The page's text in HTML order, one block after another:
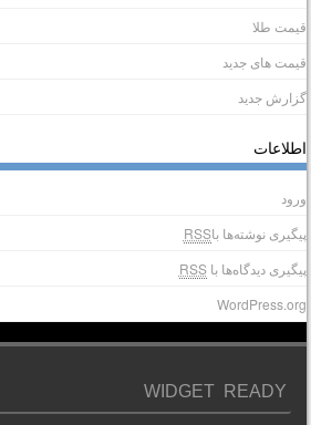
طلا
های جدید
جدید
نوشته‌ها باRSS
دیدگاه‌ها باRSS
WIDGET READY